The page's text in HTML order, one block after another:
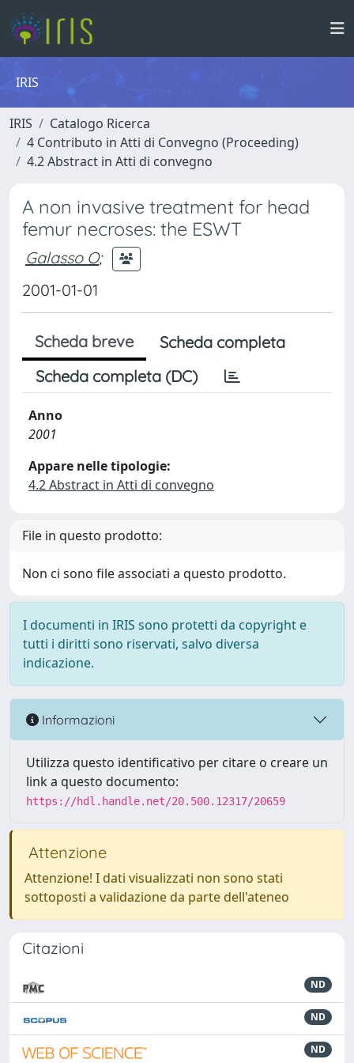
IRIS
IRIS
Catalogo Ricerca
4 Contributo in Atti di Convegno (Proceeding)
4.2 Abstract in Atti di convegno
A non invasive treatment for head
femur necroses: the ESWT
Galasso O;
2001-01-01
Scheda breve
Scheda completa
Scheda completa (DC)
Anno
2001
Appare nelle tipologie:
4.2 Abstract in Atti di convegno
File in questo prodotto:
Non ci sono file associati a questo prodotto.
I documenti in IRIS sono protetti da copyright e
tutti i diritti sono riservati, salvo diversa
indicazione.
Informazioni
Utilizza questo identificativo per citare o creare un
link a questo documento:
https://hdl.handle.net/20.500.12317/20659
Attenzione
Attenzione! I dati visualizzati non sono stati
sottoposti a validazione da parte dell'ateneo
Citazioni
ND
ND
ND